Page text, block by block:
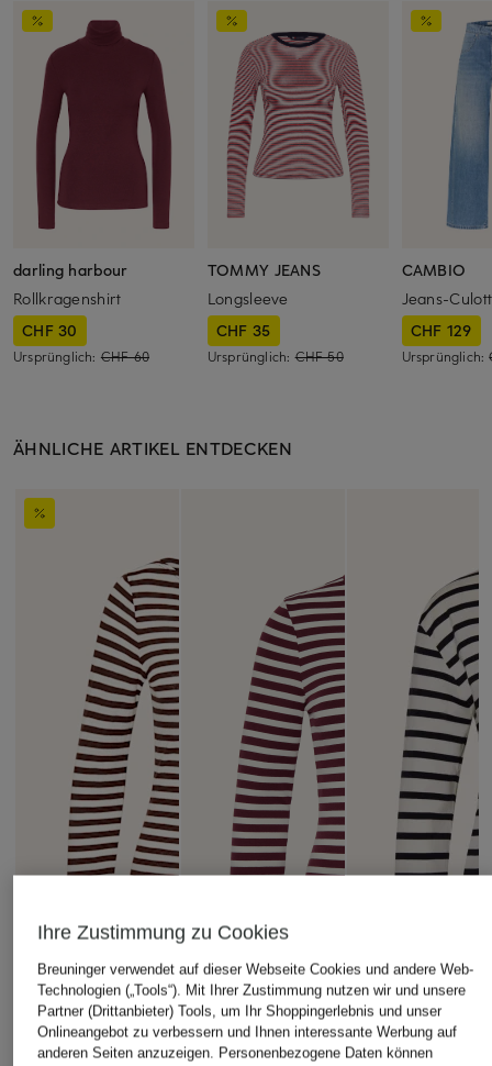
darling harbour
Rollkragenshirt
CHF 30
Ursprünglich: CHF 60
TOMMY JEANS
Longsleeve
CHF 35
Ursprünglich:CHF 50
CAMBIO
Jeans-
CHF 129
Ursprünglich:
ÄHNLICHE ARTIKEL ENTDECKEN
Ihre Zustimmung zu Cookies
Breuninger verwendet auf dieser Webseite Cookies und andere Web-
Technologien („Tools“). Mit Ihrer Zustimmung nutzen wir und unsere
Partner (Drittanbieter) Tools, um Ihr Shoppingerlebnis und unser
Onlineangebot zu verbessern und Ihnen interessante Werbung auf
anderen Seiten anzuzeigen. Personenbezogene Daten können